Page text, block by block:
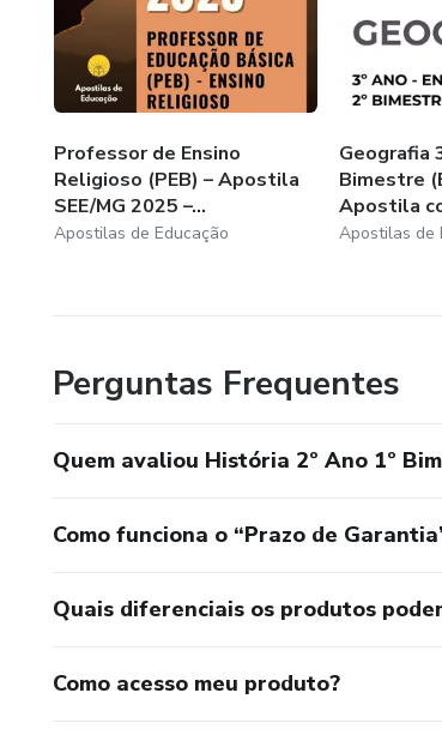
Professor de Ensino
Religioso (PEB) – Apostila
SEE/MG 2025 –...
Apostilas de Educação
Geografia
Bimestre
Apostila
Apostilas de
Perguntas Frequentes
Quem avaliou História 2º Ano 1º
Como funciona o “Prazo de
Quais diferenciais os produtos
Como acesso meu produto?